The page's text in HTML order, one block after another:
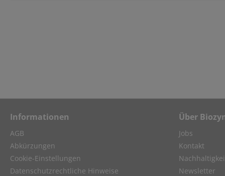
Informationen
AGB
Abkürzungen
Cookie-Einstellungen
Datenschutzrechtliche Hinweise
Über
Jobs
Kontakt
Newsletter